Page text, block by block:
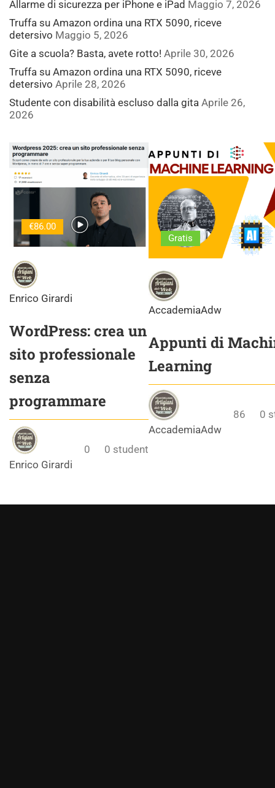
Allarme di sicurezza per iPhone e iPad Maggio 7, 2026
Truffa su Amazon ordina una RTX 5090, riceve
detersivo Maggio 5, 2026
Gite a scuola? Basta, avete rotto! Aprile 30, 2026
Truffa su Amazon ordina una RTX 5090, riceve
detersivo Aprile 28, 2026
Studente con disabilità escluso dalla gita Aprile 26,
2026
€86.00
Enrico Girardi
WordPress: crea un
sito professionale
senza
programmare
Enrico Girardi
0 0 student
Gratis
AccademiaAdw
Appunti di
Learning
AccademiaAdw
86 0